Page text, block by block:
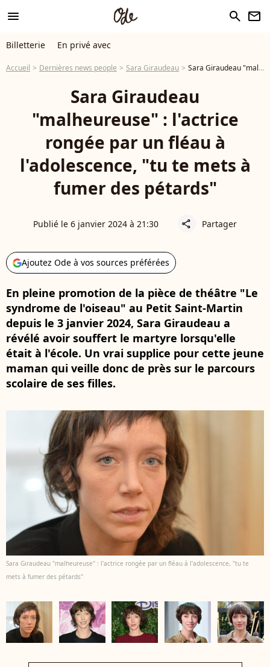
menu search newsletter
Billetterie En privé avec
Accueil Dernières news people Sara Giraudeau Sara Giraudeau "malheureuse" : l'actrice rongée par un fléau à l'adolescence, "tu te mets à fumer des pétards"
Sara Giraudeau
"malheureuse" : l'actrice
rongée par un fléau à
l'adolescence, "tu te mets à
fumer des pétards"
Publié le 6 janvier 2024 à 21:30 share Partager
Ajoutez Ode à vos sources préférées
En pleine promotion de la pièce de théâtre "Le
syndrome de l'oiseau" au Petit Saint-Martin
depuis le 3 janvier 2024, Sara Giraudeau a
révélé avoir souffert le martyre lorsqu'elle
était à l'école. Un vrai supplice pour cette jeune
maman qui veille donc de près sur le parcours
scolaire de ses filles.
Sara Giraudeau "malheureuse" : l'actrice rongée par un fléau à l'adolescence, "tu te
mets à fumer des pétards"